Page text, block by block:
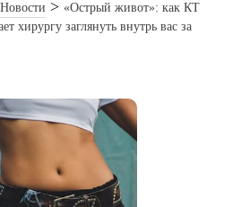
Новости
«Острый живот»: как КТ
хирургу заглянуть внутрь вас за